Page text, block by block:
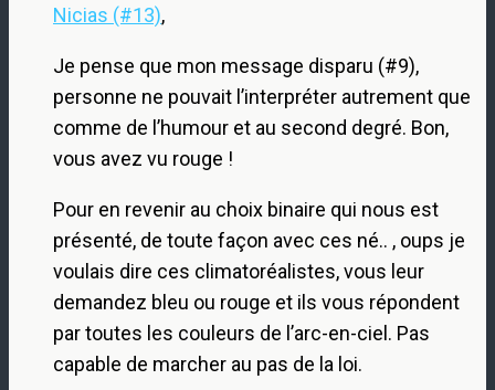
Nicias (#13),
Je pense que mon message disparu (#9),
personne ne pouvait l’interpréter autrement que
comme de l’humour et au second degré. Bon,
vous avez vu rouge !
Pour en revenir au choix binaire qui nous est
présenté, de toute façon avec ces né.. , oups je
voulais dire ces climatoréalistes, vous leur
demandez bleu ou rouge et ils vous répondent
par toutes les couleurs de l’arc-en-ciel. Pas
capable de marcher au pas de la loi.